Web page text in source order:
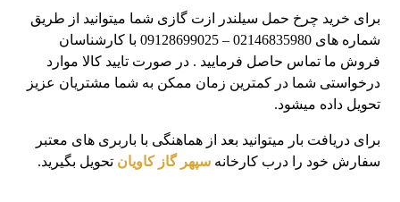
برای خرید چرخ حمل سیلندر ازت گازی شما میتوانید از طریق
شماره های 02146835980 – 09128699025 با کارشناسان
فروش ما تماس حاصل فرمایید . در صورت تایید کالا موارد
درخواستی شما در کمترین زمان ممکن به شما مشتریان عزیز
تحویل داده میشود.
برای دریافت بار میتوانید بعد از هماهنگی با باربری های معتبر
سفارش خود را درب کارخانهسپهر گاز کاویان تحویل بگیرید.